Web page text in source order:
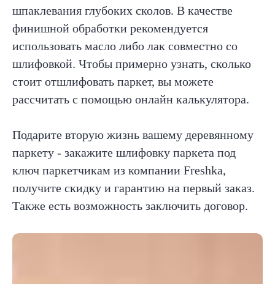
шпаклевания глубоких сколов. В качестве
финишной обработки рекомендуется
использовать масло либо лак совместно со
шлифовкой. Чтобы примерно узнать, сколько
стоит отшлифовать паркет, вы можете
рассчитать с помощью онлайн калькулятора.
Подарите вторую жизнь вашему деревянному
паркету - закажите шлифовку паркета под
ключ паркетчикам из компании Freshka,
получите скидку и гарантию на первый заказ.
Также есть возможность заключить договор.